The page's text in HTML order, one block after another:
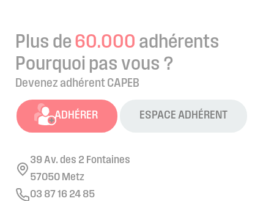
Plus de 60.000 adhérents
Pourquoi pas vous ?
Devenez adhérent CAPEB
ADHÉRER ESPACE ADHÉRENT
39 Av. des 2 Fontaines
57050 Metz
03 87 16 24 85